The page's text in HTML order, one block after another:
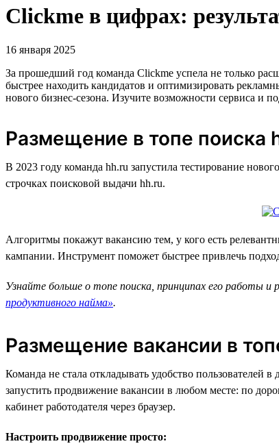
Clickme в цифрах:
16 января 2025
За прошедший год команда Clickme успела не только
быстрее находить кандидатов и оптимизировать
нового бизнес-сезона. Изучите возможности сервиса и
Размещение в топе поиска
В 2023 году команда hh.ru запустила тестирование
строчках поисковой выдачи hh.ru.
Алгоритмы покажут вакансию тем, у кого есть
кампании. Инструмент поможет быстрее привлечь
Узнайте больше о топе поиска, принципах его работы и
продуктивного найма».
Размещение вакансии в
Команда не стала откладывать удобство
запустить продвижение вакансии в любом месте: по
кабинет работодателя через браузер.
Настроить продвижение просто: